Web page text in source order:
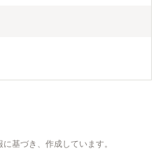
基づき、作成しています。